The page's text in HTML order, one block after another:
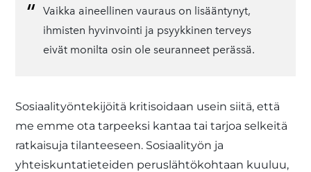
Vaikka aineellinen vauraus on lisääntynyt,
ihmisten hyvinvointi ja psyykkinen terveys
eivät monilta osin ole seuranneet perässä.
Sosiaalityöntekijöitä kritisoidaan usein siitä, että
me emme ota tarpeeksi kantaa tai tarjoa selkeitä
ratkaisuja tilanteeseen. Sosiaalityön ja
yhteiskuntatieteiden peruslähtökohtaan kuuluu,